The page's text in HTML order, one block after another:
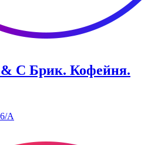
С Брик. Кофейня.
А